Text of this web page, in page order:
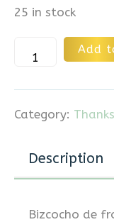
25 in stock
Add
Category:
Description
Bizcocho de